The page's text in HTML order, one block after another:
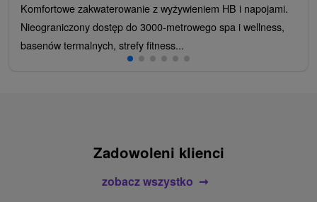
Komfortowe zakwaterowanie z wyżywieniem HB i napojami.
Nieograniczony dostęp do 3000-metrowego spa i wellness,
basenów termalnych, strefy fitness...
Zadowoleni klienci
zobacz wszystko